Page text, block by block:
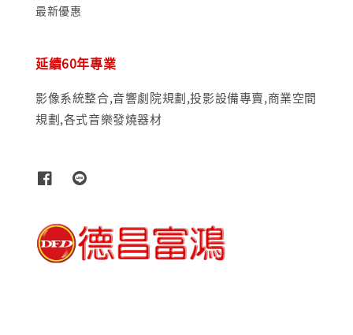
最新優惠
延續60年專業
影像系統整合,音響劇院規劃,投影設備專賣,商業空間
規劃,各式音樂發燒器材